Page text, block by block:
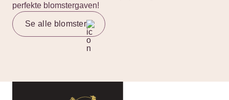
perfekte blomstergaven!
Se alle blomster